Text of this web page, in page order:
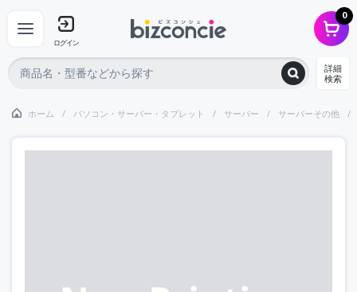
ログイン
0
詳細
検索
ホーム パソコン・サーバー・タブレット サーバー サーバーその他